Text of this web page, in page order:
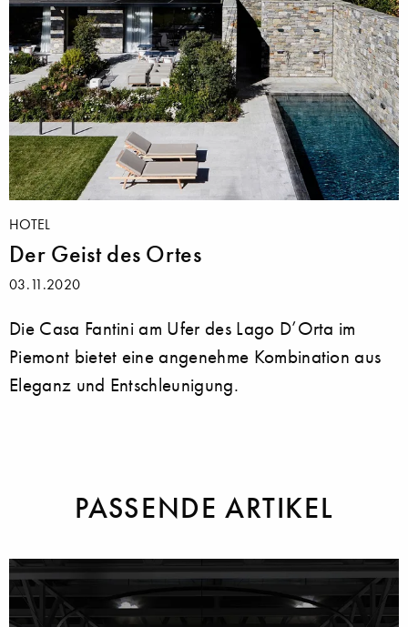
HOTEL
Der Geist des Ortes
03.11.2020
Die Casa Fantini am Ufer des Lago D’Orta im
Piemont bietet eine angenehme Kombination aus
Eleganz und Entschleunigung.
PASSENDE ARTIKEL